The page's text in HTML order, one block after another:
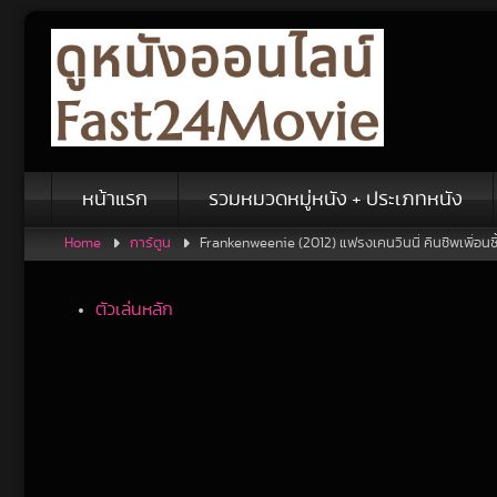
content
หน้าแรก รวมหมวดหมู่หนัง + ประเภทหนัง
Home การ์ตูน Frankenweenie (2012) แฟรงเคนวีนนี่ คืนชีพเพื่อน
ตัวเล่นหลัก